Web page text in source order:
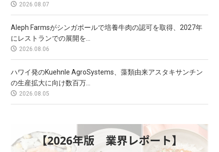
2026.08.07
Aleph Farmsがシンガポールで培養牛肉の認可を取得、2027年
にレストランでの展開を...
2026.08.06
ハワイ発のKuehnle AgroSystems、藻類由来アスタキサンチン
の生産拡大に向け数百万...
2026.08.05